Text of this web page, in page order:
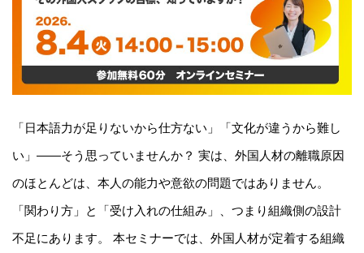
「日本語力が足りないから仕方ない」「文化が違うから難し
い」――そう思っていませんか？ 実は、外国人材の離職原因
のほとんどは、本人の能力や意欲の問題ではありません。
「関わり方」と「受け入れの仕組み」、つまり組織側の設計
不足にあります。 本セミナーでは、外国人材が定着する組織